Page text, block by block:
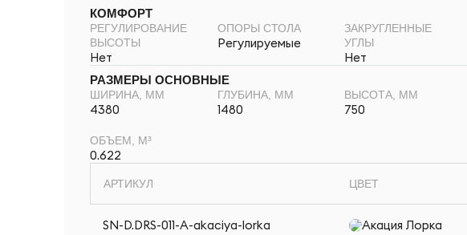
КОМФОРТ
РЕГУЛИРОВАНИЕ
ВЫСОТЫ
Нет
ОПОРЫ СТОЛА
Регулируемые
ЗАКРУГЛЕННЫЕ
УГЛЫ
Нет
РАЗМЕРЫ ОСНОВНЫЕ
ШИРИНА, ММ
4380
ГЛУБИНА, ММ
1480
ВЫСОТА, ММ
750
ОБЪЕМ, М³
0.622
АРТИКУЛ ЦВЕТ
SN-D.DRS-011-A-akaciya-lorka Акация Лорка